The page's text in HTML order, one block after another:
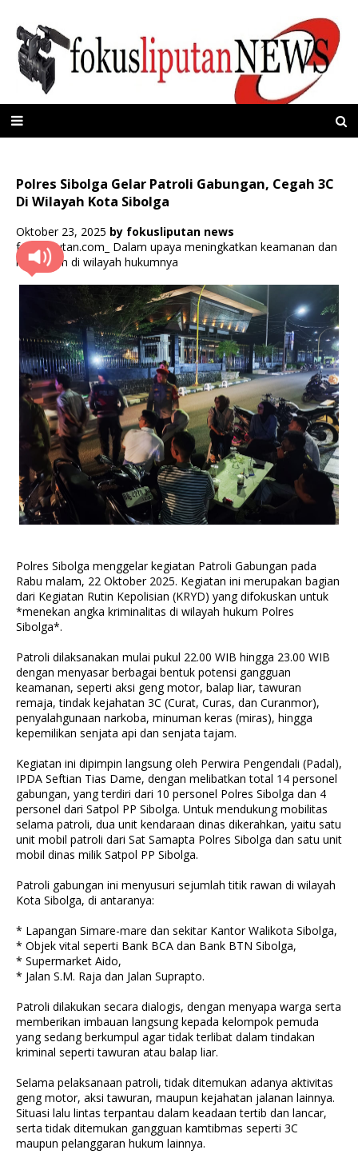
Polres Sibolga Gelar Patroli Gabungan, Cegah 3C
Di Wilayah Kota Sibolga
Oktober 23, 2025 by fokusliputan news
fokusliputan.com_ Dalam upaya meningkatkan keamanan dan
ketertiban di wilayah hukumnya
Polres Sibolga menggelar kegiatan Patroli Gabungan pada
Rabu malam, 22 Oktober 2025. Kegiatan ini merupakan bagian
dari Kegiatan Rutin Kepolisian (KRYD) yang difokuskan untuk
*menekan angka kriminalitas di wilayah hukum Polres
Sibolga*.
Patroli dilaksanakan mulai pukul 22.00 WIB hingga 23.00 WIB
dengan menyasar berbagai bentuk potensi gangguan
keamanan, seperti aksi geng motor, balap liar, tawuran
remaja, tindak kejahatan 3C (Curat, Curas, dan Curanmor),
penyalahgunaan narkoba, minuman keras (miras), hingga
kepemilikan senjata api dan senjata tajam.
Kegiatan ini dipimpin langsung oleh Perwira Pengendali (Padal),
IPDA Seftian Tias Dame, dengan melibatkan total 14 personel
gabungan, yang terdiri dari 10 personel Polres Sibolga dan 4
personel dari Satpol PP Sibolga. Untuk mendukung mobilitas
selama patroli, dua unit kendaraan dinas dikerahkan, yaitu satu
unit mobil patroli dari Sat Samapta Polres Sibolga dan satu unit
mobil dinas milik Satpol PP Sibolga.
Patroli gabungan ini menyusuri sejumlah titik rawan di wilayah
Kota Sibolga, di antaranya:
* Lapangan Simare-mare dan sekitar Kantor Walikota Sibolga,
* Objek vital seperti Bank BCA dan Bank BTN Sibolga,
* Supermarket Aido,
* Jalan S.M. Raja dan Jalan Suprapto.
Patroli dilakukan secara dialogis, dengan menyapa warga serta
memberikan imbauan langsung kepada kelompok pemuda
yang sedang berkumpul agar tidak terlibat dalam tindakan
kriminal seperti tawuran atau balap liar.
Selama pelaksanaan patroli, tidak ditemukan adanya aktivitas
geng motor, aksi tawuran, maupun kejahatan jalanan lainnya.
Situasi lalu lintas terpantau dalam keadaan tertib dan lancar,
serta tidak ditemukan gangguan kamtibmas seperti 3C
maupun pelanggaran hukum lainnya.